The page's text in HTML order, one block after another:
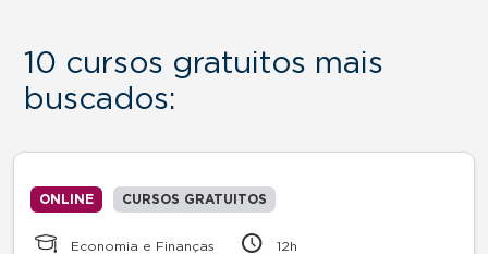
10 cursos gratuitos mais
buscados:
ONLINE CURSOS GRATUITOS
Economia e Finanças 12h